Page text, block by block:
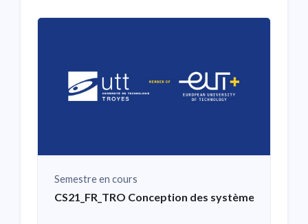
Semestre en cours
CS21_FR_TRO Conception des systèmes